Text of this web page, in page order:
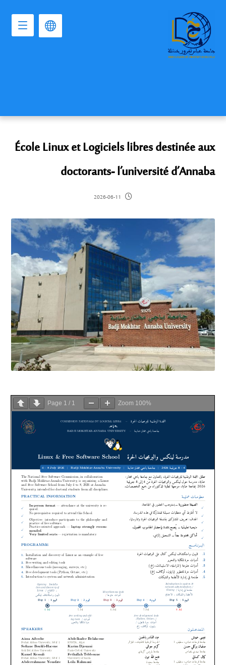
École Linux et Logiciels libres destinée aux
doctorants- l’université d’Annaba
2026-06-11
Page 1 / 1 Zoom 100%